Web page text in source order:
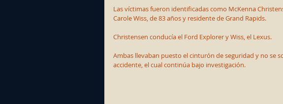
Las víctimas fueron identificadas como McKenna
Carole Wiss, de 83 años y residente de Grand Rapids.
Christensen conducía el Ford Explorer y Wiss, el Lexus.
Ambas llevaban puesto el cinturón de seguridad y no se
accidente, el cual continúa bajo investigación.